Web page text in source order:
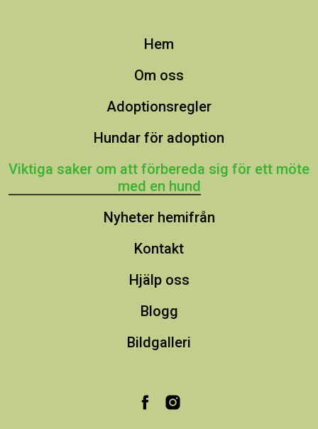
Hem
Om oss
Adoptionsregler
Hundar för adoption
Viktiga saker om att förbereda sig för ett möte
med en hund
Nyheter hemifrån
Kontakt
Hjälp oss
Blogg
Bildgalleri